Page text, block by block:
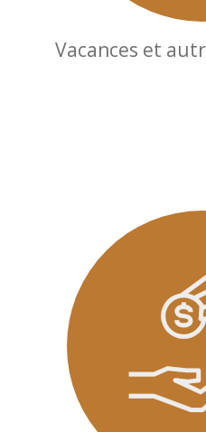
Vacances et